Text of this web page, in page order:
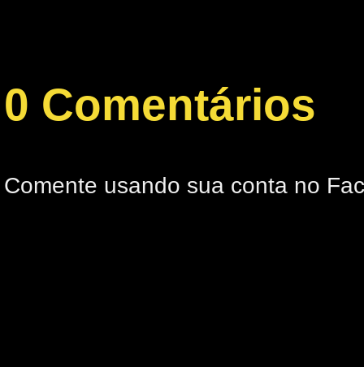
0 Comentários
Comente usando sua conta no